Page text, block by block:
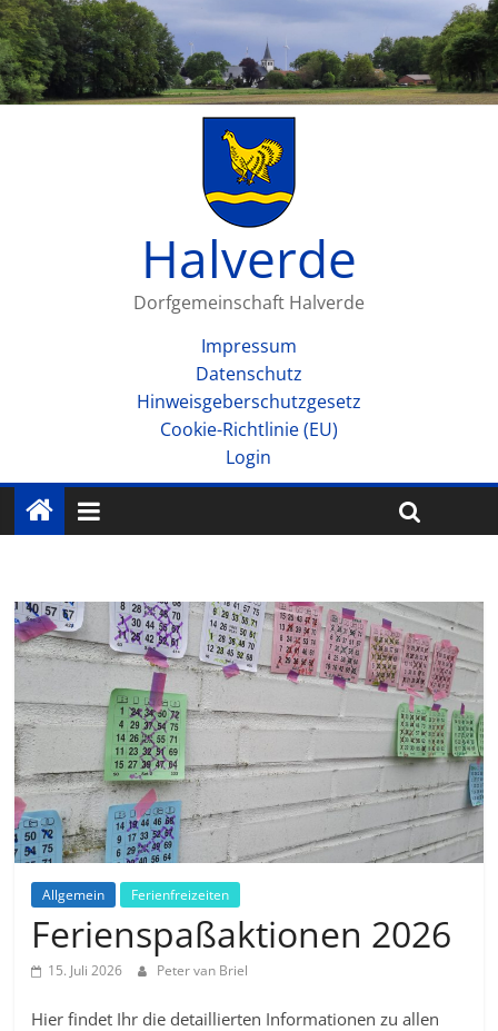
Halverde
Dorfgemeinschaft Halverde
Impressum
Datenschutz
Hinweisgeberschutzgesetz
Cookie-Richtlinie (EU)
Login
Allgemein Ferienfreizeiten
Ferienspaßaktionen 2026
15. Juli 2026 Peter van Briel
Hier findet Ihr die detaillierten Informationen zu allen